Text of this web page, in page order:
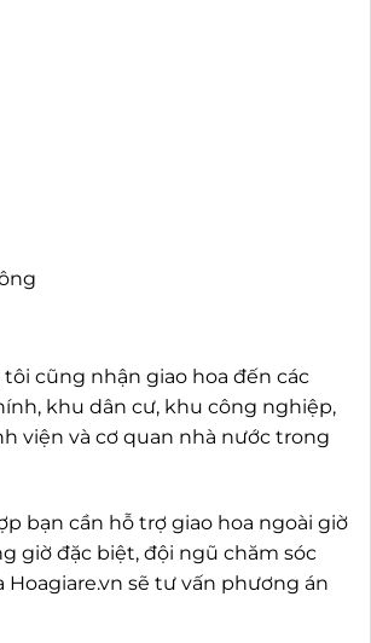
tôi cũng nhận giao hoa đến các
khu dân cư, khu công nghiệp,
viện và cơ quan nhà nước trong
bạn cần hỗ trợ giao hoa ngoài giờ
giờ đặc biệt, đội ngũ chăm sóc
Hoagiare.vn sẽ tư vấn phương án